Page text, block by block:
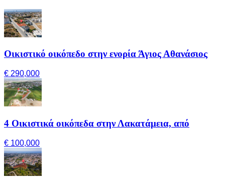
Οικιστικό οικόπεδο στην ενορία Άγιος Αθανάσιος
€ 290,000
4 Οικιστικά οικόπεδα στην Λακατάμεια, από
€ 100,000